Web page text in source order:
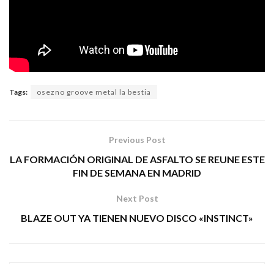
Tags: osezno groove metal la bestia
Previous Post
LA FORMACIÓN ORIGINAL DE ASFALTO SE REUNE ESTE
FIN DE SEMANA EN MADRID
Next Post
BLAZE OUT YA TIENEN NUEVO DISCO «INSTINCT»